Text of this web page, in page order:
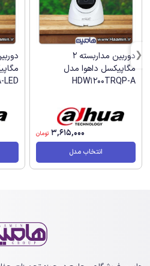
دوربین مداربسته 2
مگاپیکسل داهوا مدل
HDW1200TRQP-A
3,615,000 تومان
انتخاب مدل
LED